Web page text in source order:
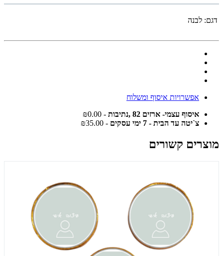
דגם: לבנה
אפשרויות איסוף ומשלוח
איסוף עצמי- ארזים 82 ,נתיבות
- ₪0.00
צ`יטה עד הבית - 7 ימי עסקים
- ₪35.00
מוצרים קשורים